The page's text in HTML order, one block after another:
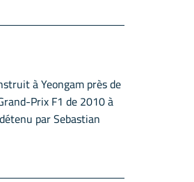
à Yeongam près de
Prix F1 de 2010 à
par Sebastian